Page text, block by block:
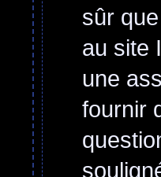
sûr
au site
une
fournir